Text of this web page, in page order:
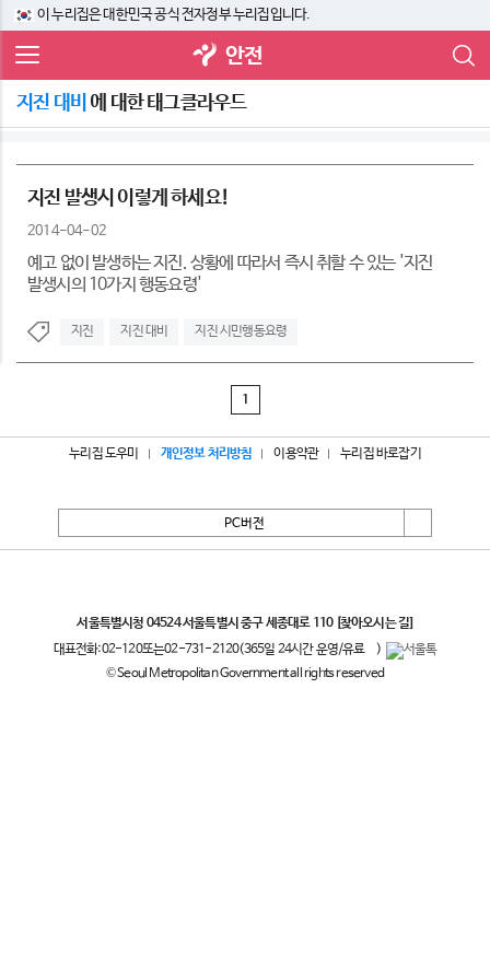
이 누리집은 대한민국 공식 전자정부 누리집입니다.
안전
지진 대비 에 대한 태그클라우드
지진 발생시 이렇게 하세요!
2014-04-02
예고 없이 발생하는 지진. 상황에 따라서 즉시 취할 수 있는 '지진
발생시의 10가지 행동요령'
지진 지진 대비 지진 시민행동요령
1
누리집 도우미 개인정보 처리방침 이용약관 누리집 바로잡기
PC버전
서울특별시청 04524 서울특별시 중구 세종대로 110 [찾아오시는 길]
대표전화:02-120또는02-731-2120(365일 24시간 운영/유료
)
© Seoul Metropolitan Government all rights reserved